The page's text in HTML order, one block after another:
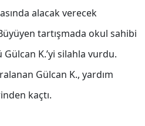
alacak verecek
tartışmada okul sahibi
K.’yi silahla vurdu.
Gülcan K., yardım
kaçtı.